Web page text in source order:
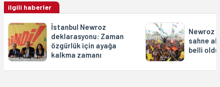
ilgili haberler
İstanbul Newroz
deklarasyonu: Zaman
özgürlük için ayağa
kalkma zamanı
Newroz
sahne
belli oldu